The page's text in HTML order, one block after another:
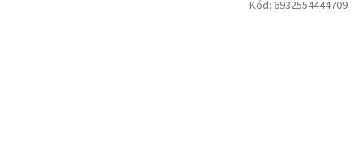
Kód: 6932554444709